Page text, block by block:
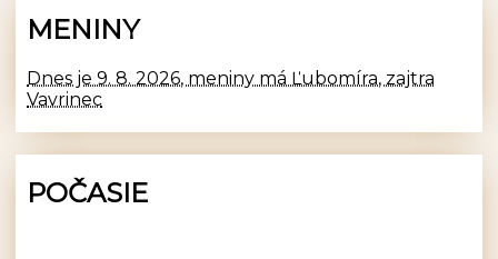
MENINY
Dnes je 9. 8. 2026, meniny má Ľubomíra, zajtra
Vavrinec
POČASIE